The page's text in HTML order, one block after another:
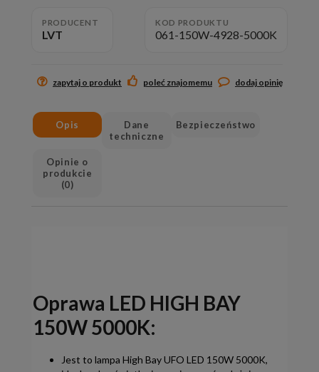
PRODUCENT
LVT
KOD PRODUKTU
061-150W-4928-5000K
zapytaj o produkt poleć znajomemu dodaj opinię
Opis
Dane
techniczne
Bezpieczeństwo
Opinie o
produkcie
(0)
Oprawa LED HIGH BAY
150W 5000K:
Jest to lampa High Bay UFO LED 150W 5000K,